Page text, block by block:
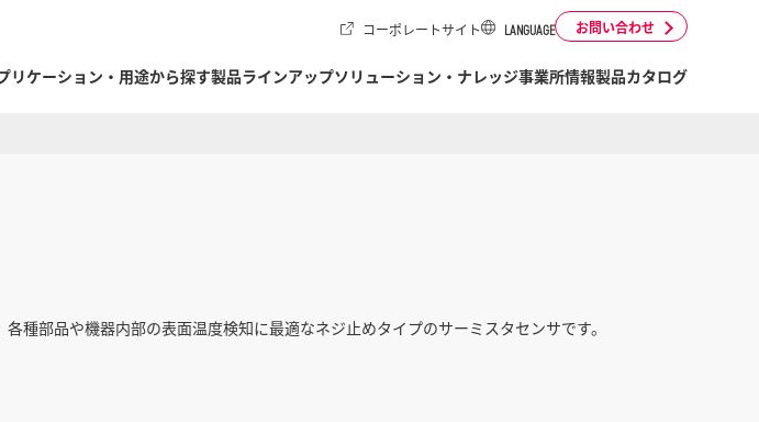
コーポレートサイト LANGUAGE お問い合わせ
リケーション・用途から探す製品ラインアップソリューション・ナレッジ事業所情報製品カタログ
各種部品や機器内部の表面温度検知に最適なネジ止めタイプのサーミスタセンサです。